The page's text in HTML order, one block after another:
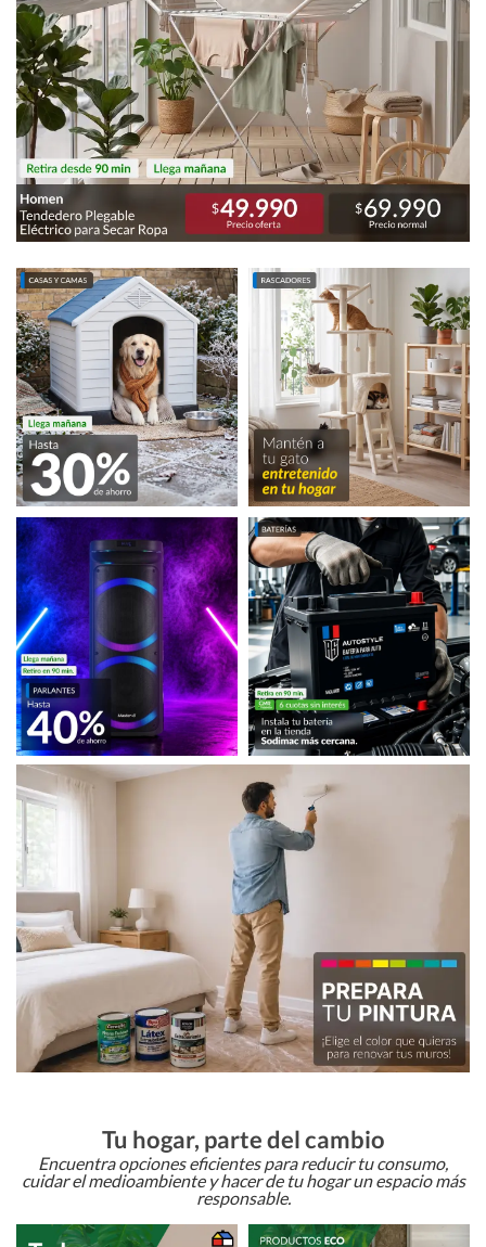
Tu hogar, parte del cambio
Encuentra opciones eficientes para reducir tu consumo,
cuidar el medioambiente y hacer de tu hogar un espacio más
responsable.